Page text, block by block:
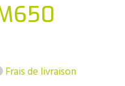
Frais de livraison